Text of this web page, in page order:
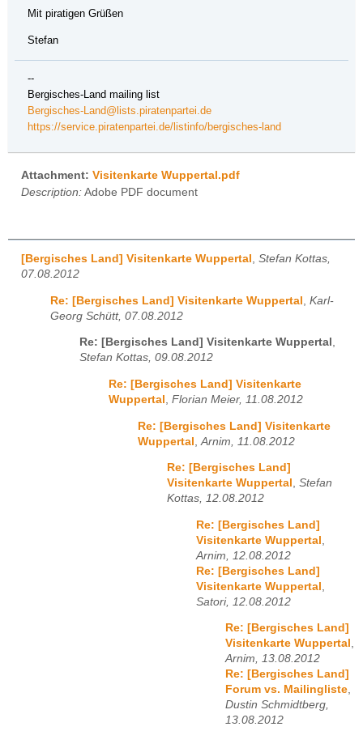
Mit piratigen Grüßen
Stefan
--
Bergisches-Land mailing list
Bergisches-Land@lists.piratenpartei.de
https://service.piratenpartei.de/listinfo/bergisches-land
Attachment: Visitenkarte Wuppertal.pdf
Description: Adobe PDF document
[Bergisches Land] Visitenkarte Wuppertal , Stefan Kottas,
07.08.2012
Re: [Bergisches Land] Visitenkarte Wuppertal
Karl-
Georg Schütt, 07.08.2012
Re: [Bergisches Land] Visitenkarte Wuppertal ,
Stefan Kottas, 09.08.2012
Re: [Bergisches Land] Visitenkarte
Wuppertal
Florian Meier, 11.08.2012
Re: [Bergisches Land] Visitenkarte
Wuppertal Arnim, 11.08.2012
Re: [Bergisches Land]
Visitenkarte Wuppertal , Stefan
Kottas, 12.08.2012
Re: [Bergisches Land]
Visitenkarte Wuppertal
Arnim, 12.08.2012
Re: [Bergisches Land]
Visitenkarte Wuppertal
Satori, 12.08.2012
Re: [Bergisches Land]
Visitenkarte Wuppertal ,
Arnim, 13.08.2012
Re: [Bergisches Land]
Forum vs. Mailingliste,
Dustin Schmidtberg,
13.08.2012